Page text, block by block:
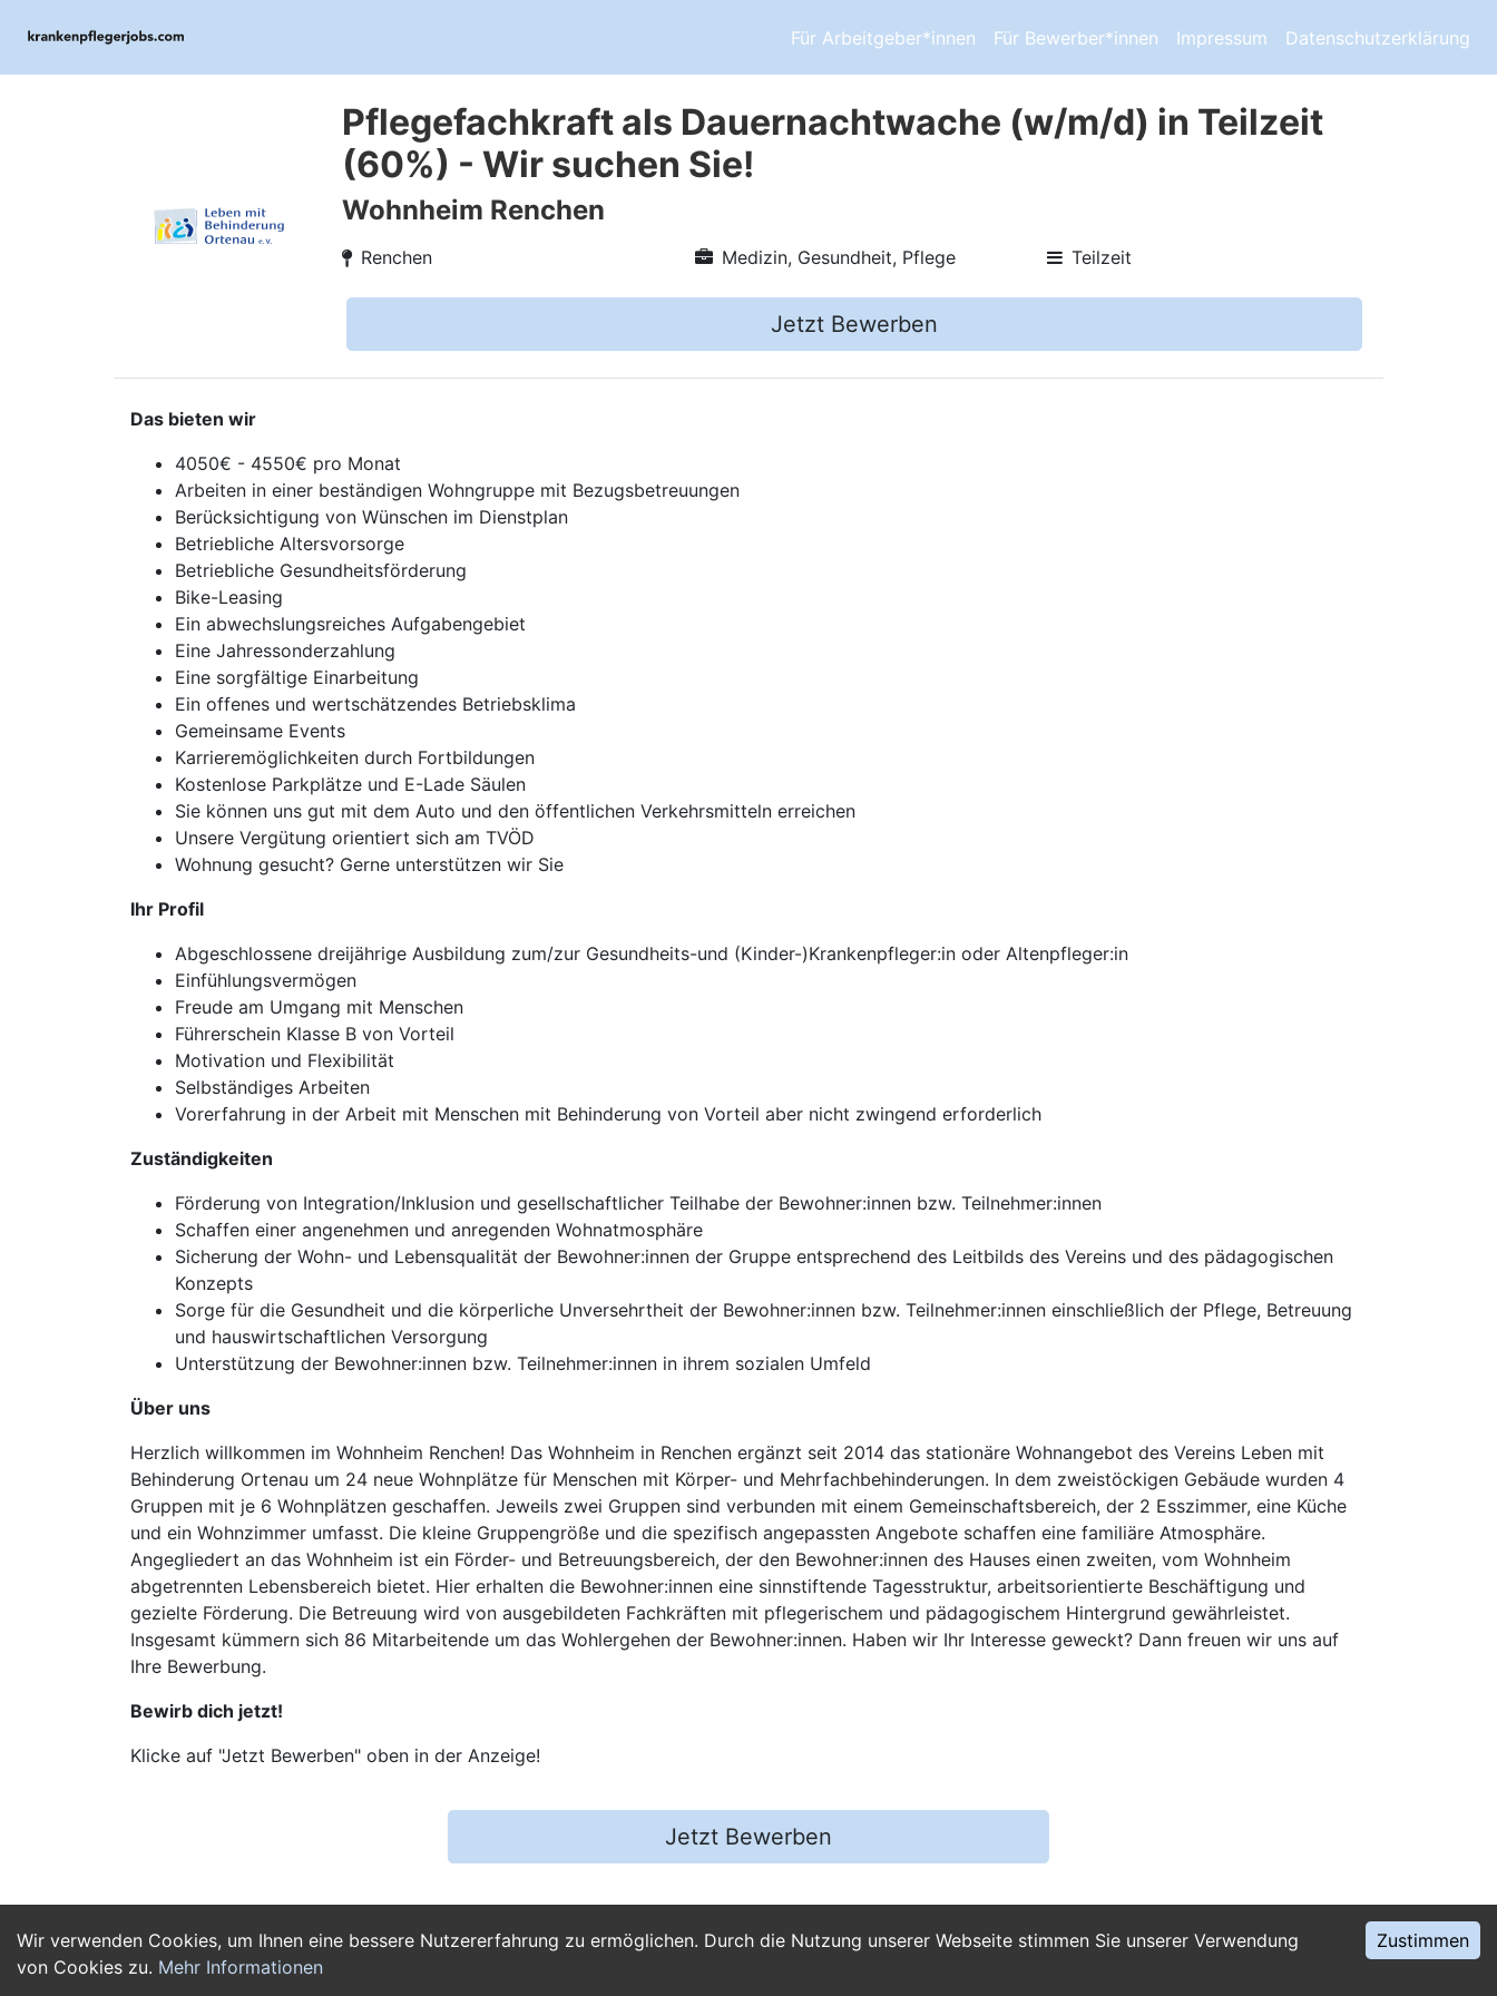
Für Arbeitgeber*innen Für Bewerber*innen Impressum Datenschutzerklärung
Wir verwenden Cookies, um Ihnen eine bessere Nutzererfahrung zu ermöglichen. Durch die Nutzung unserer Webseite stimmen Sie unserer Verwendung
von Cookies zu. Mehr Informationen
Zustimmen
Pflegefachkraft als Dauernachtwache (w/m/d) in Teilzeit
(60%) - Wir suchen Sie!
Wohnheim Renchen
Renchen Medizin, Gesundheit, Pflege Teilzeit
Jetzt Bewerben
Das bieten wir
4050€ - 4550€ pro Monat
Arbeiten in einer beständigen Wohngruppe mit Bezugsbetreuungen
Berücksichtigung von Wünschen im Dienstplan
Betriebliche Altersvorsorge
Betriebliche Gesundheitsförderung
Bike-Leasing
Ein abwechslungsreiches Aufgabengebiet
Eine Jahressonderzahlung
Eine sorgfältige Einarbeitung
Ein offenes und wertschätzendes Betriebsklima
Gemeinsame Events
Karrieremöglichkeiten durch Fortbildungen
Kostenlose Parkplätze und E-Lade Säulen
Sie können uns gut mit dem Auto und den öffentlichen Verkehrsmitteln erreichen
Unsere Vergütung orientiert sich am TVÖD
Wohnung gesucht? Gerne unterstützen wir Sie
Ihr Profil
Abgeschlossene dreijährige Ausbildung zum/zur Gesundheits-und (Kinder-)Krankenpfleger:in oder Altenpfleger:in
Einfühlungsvermögen
Freude am Umgang mit Menschen
Führerschein Klasse B von Vorteil
Motivation und Flexibilität
Selbständiges Arbeiten
Vorerfahrung in der Arbeit mit Menschen mit Behinderung von Vorteil aber nicht zwingend erforderlich
Zuständigkeiten
Förderung von Integration/Inklusion und gesellschaftlicher Teilhabe der Bewohner:innen bzw. Teilnehmer:innen
Schaffen einer angenehmen und anregenden Wohnatmosphäre
Sicherung der Wohn- und Lebensqualität der Bewohner:innen der Gruppe entsprechend des Leitbilds des Vereins und des pädagogischen
Konzepts
Sorge für die Gesundheit und die körperliche Unversehrtheit der Bewohner:innen bzw. Teilnehmer:innen einschließlich der Pflege, Betreuung
und hauswirtschaftlichen Versorgung
Unterstützung der Bewohner:innen bzw. Teilnehmer:innen in ihrem sozialen Umfeld
Über uns
Herzlich willkommen im Wohnheim Renchen! Das Wohnheim in Renchen ergänzt seit 2014 das stationäre Wohnangebot des Vereins Leben mit
Behinderung Ortenau um 24 neue Wohnplätze für Menschen mit Körper- und Mehrfachbehinderungen. In dem zweistöckigen Gebäude wurden 4
Gruppen mit je 6 Wohnplätzen geschaffen. Jeweils zwei Gruppen sind verbunden mit einem Gemeinschaftsbereich, der 2 Esszimmer, eine Küche
und ein Wohnzimmer umfasst. Die kleine Gruppengröße und die spezifisch angepassten Angebote schaffen eine familiäre Atmosphäre.
Angegliedert an das Wohnheim ist ein Förder- und Betreuungsbereich, der den Bewohner:innen des Hauses einen zweiten, vom Wohnheim
abgetrennten Lebensbereich bietet. Hier erhalten die Bewohner:innen eine sinnstiftende Tagesstruktur, arbeitsorientierte Beschäftigung und
gezielte Förderung. Die Betreuung wird von ausgebildeten Fachkräften mit pflegerischem und pädagogischem Hintergrund gewährleistet.
Insgesamt kümmern sich 86 Mitarbeitende um das Wohlergehen der Bewohner:innen. Haben wir Ihr Interesse geweckt? Dann freuen wir uns auf
Ihre Bewerbung.
Bewirb dich jetzt!
Klicke auf "Jetzt Bewerben" oben in der Anzeige!
Jetzt Bewerben